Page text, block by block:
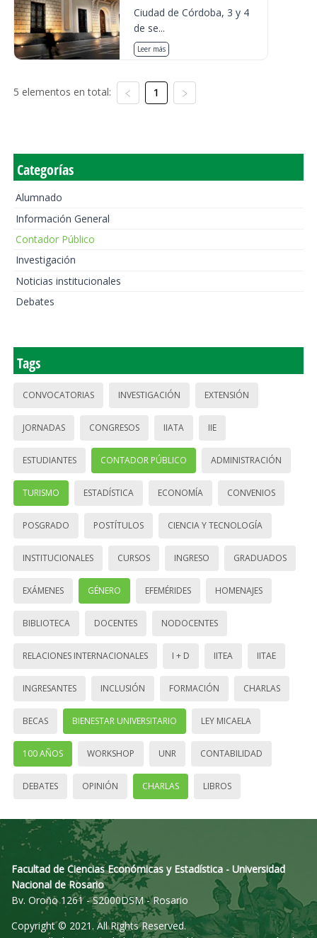
Ciudad de Córdoba, 3 y 4
de se...
Leer más
5 elementos en total: 1
Categorías
Alumnado
Información General
Contador Público
Investigación
Noticias institucionales
Debates
Tags
CONVOCATORIAS INVESTIGACIÓN EXTENSIÓN
JORNADAS CONGRESOS IIATA IIE
ESTUDIANTES CONTADOR PÚBLICO ADMINISTRACIÓN
TURISMO ESTADÍSTICA ECONOMÍA CONVENIOS
POSGRADO POSTÍTULOS CIENCIA Y TECNOLOGÍA
INSTITUCIONALES CURSOS INGRESO GRADUADOS
EXÁMENES GÉNERO EFEMÉRIDES HOMENAJES
BIBLIOTECA DOCENTES NODOCENTES
RELACIONES INTERNACIONALES I + D IITEA IITAE
INGRESANTES INCLUSIÓN FORMACIÓN CHARLAS
BECAS BIENESTAR UNIVERSITARIO LEY MICAELA
100 AÑOS WORKSHOP UNR CONTABILIDAD
DEBATES OPINIÓN CHARLAS LIBROS
Facultad de Ciencias Económicas y Estadística - Universidad
Nacional de Rosario
Bv. Oroño 1261 - S2000DSM - Rosario
Copyright © 2021. All Rights Reserved.